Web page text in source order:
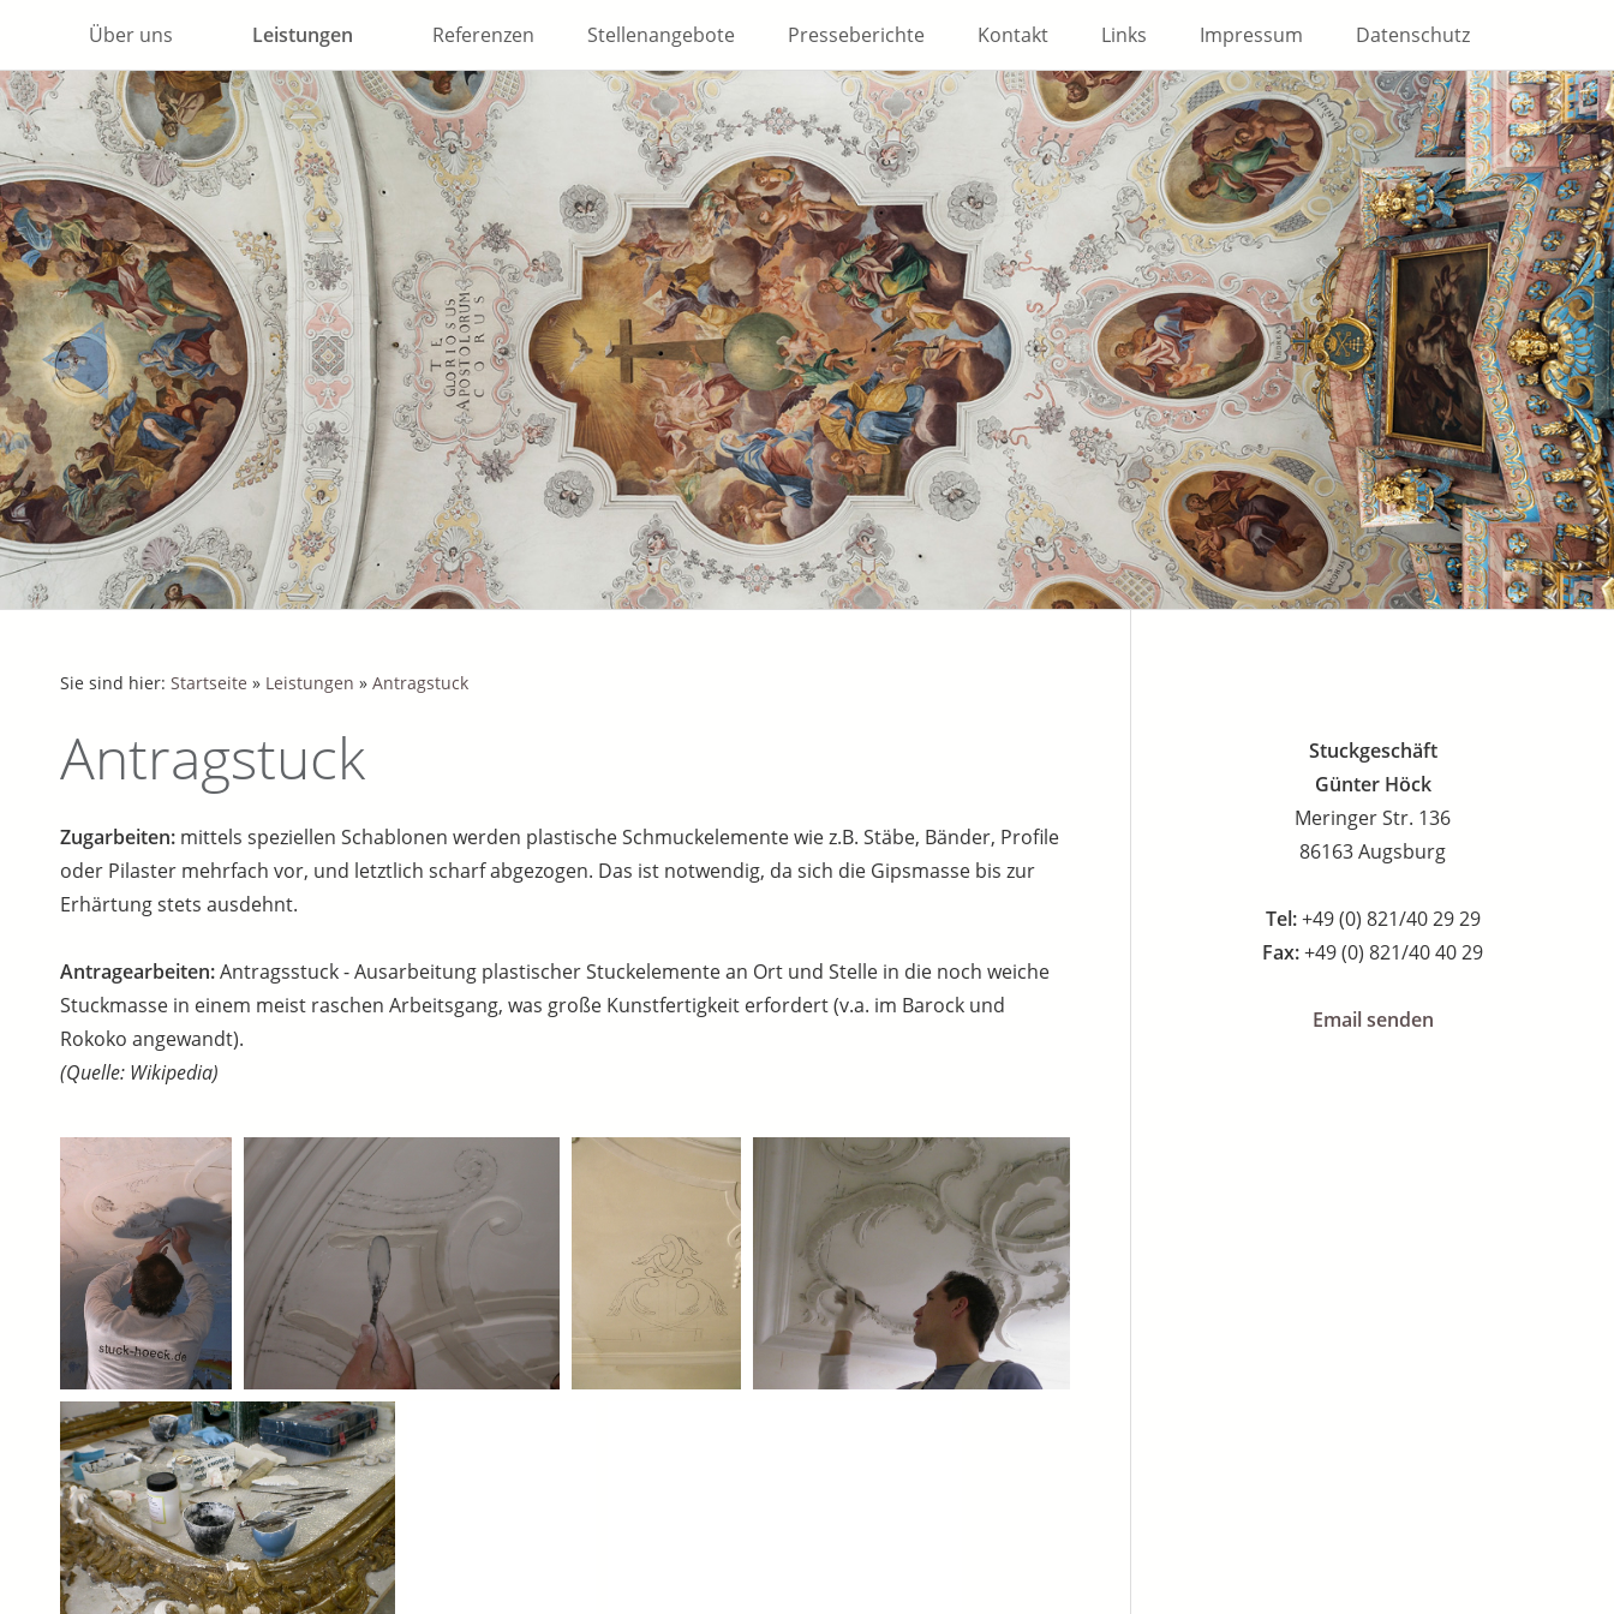
Über uns Leistungen Referenzen Stellenangebote Presseberichte Kontakt Links Impressum Datenschutz
Sie sind hier: Startseite » Leistungen » Antragstuck
Antragstuck
Zugarbeiten: mittels speziellen Schablonen werden plastische Schmuckelemente wie z.B. Stäbe, Bänder, Profile
oder Pilaster mehrfach vor, und letztlich scharf abgezogen. Das ist notwendig, da sich die Gipsmasse bis zur
Erhärtung stets ausdehnt.
Antragearbeiten:Antragsstuck - Ausarbeitung plastischer Stuckelemente an Ort und Stelle in die noch weiche
Stuckmasse in einem meist raschen Arbeitsgang, was große Kunstfertigkeit erfordert (v.a. im Barock und
Rokoko angewandt).
(Quelle: Wikipedia)
Stuckgeschäft
Günter Höck
Meringer Str. 136
86163 Augsburg
Tel:+49 (0) 821/40 29 29
Fax:+49 (0) 821/40 40 29
Email senden